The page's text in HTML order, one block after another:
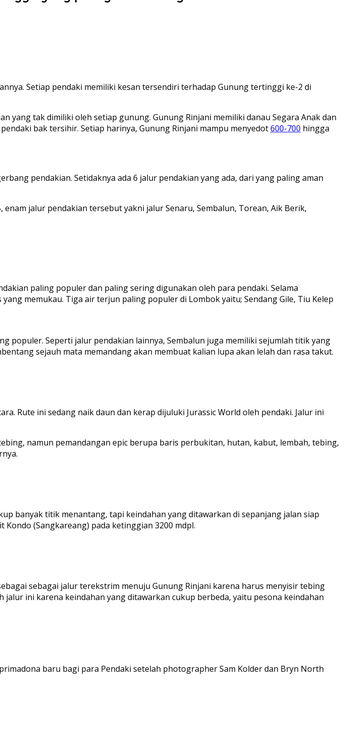
Setiap pendaki memiliki kesan tersendiri terhadap Gunung tertinggi ke-2 di
yang tak dimiliki oleh setiap gunung. Gunung Rinjani memiliki danau Segara Anak dan
bak tersihir. Setiap harinya, Gunung Rinjani mampu menyedot600-700 hingga
pendakian. Setidaknya ada 6 jalur pendakian yang ada, dari yang paling aman
jalur pendakian tersebut yakni jalur Senaru, Sembalun, Torean, Aik Berik,
paling populer dan paling sering digunakan oleh para pendaki. Selama
memukau. Tiga air terjun paling populer di Lombok yaitu; Sendang Gile, Tiu Kelep
populer. Seperti jalur pendakian lainnya, Sembalun juga memiliki sejumlah titik yang
sejauh mata memandang akan membuat kalian lupa akan lelah dan rasa takut.
Rute ini sedang naik daun dan kerap dijuluki Jurassic World oleh pendaki. Jalur ini
namun pemandangan epic berupa baris perbukitan, hutan, kabut, lembah, tebing,
banyak titik menantang, tapi keindahan yang ditawarkan di sepanjang jalan siap
(Sangkareang) pada ketinggian 3200 mdpl.
sebagai jalur terekstrim menuju Gunung Rinjani karena harus menyisir tebing
ini karena keindahan yang ditawarkan cukup berbeda, yaitu pesona keindahan
baru bagi para Pendaki setelah photographer Sam Kolder dan Bryn North